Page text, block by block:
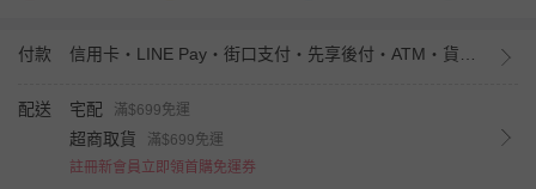
付款
配送 宅配 滿$699免運
超商取貨
滿$699免運
註冊新會員立即領首購免運券